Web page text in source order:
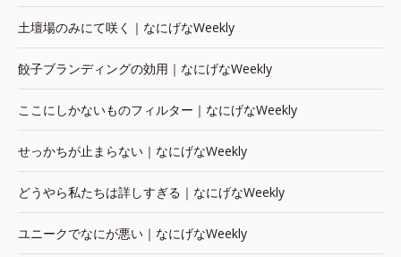
土壇場のみにて咲く｜なにげなWeekly
餃子ブランディングの効用｜なにげなWeekly
ここにしかないものフィルター｜なにげなWeekly
せっかちが止まらない｜なにげなWeekly
どうやら私たちは詳しすぎる｜なにげなWeekly
ユニークでなにが悪い｜なにげなWeekly